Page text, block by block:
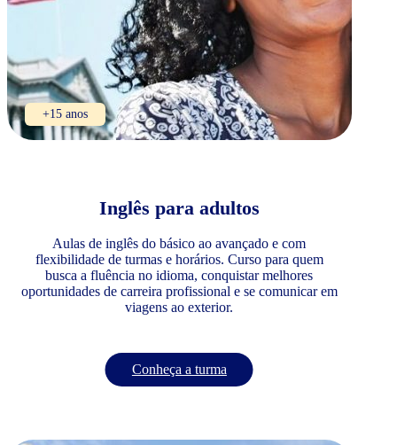
+15 anos
Inglês para adultos
Aulas de inglês do básico ao avançado e com
flexibilidade de turmas e horários. Curso para quem
busca a fluência no idioma, conquistar melhores
oportunidades de carreira profissional e se comunicar em
viagens ao exterior.
Conheça a turma